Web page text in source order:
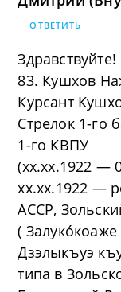
ОТВЕТИТЬ
Здравствуйте!
83. Кушхов
Курсант
Стрелок 1-го
1-го КВПУ
(хх.хх.1922 —
хх.хх.1922 —
АССР,
(
Дзэлыкъуэ
типа в